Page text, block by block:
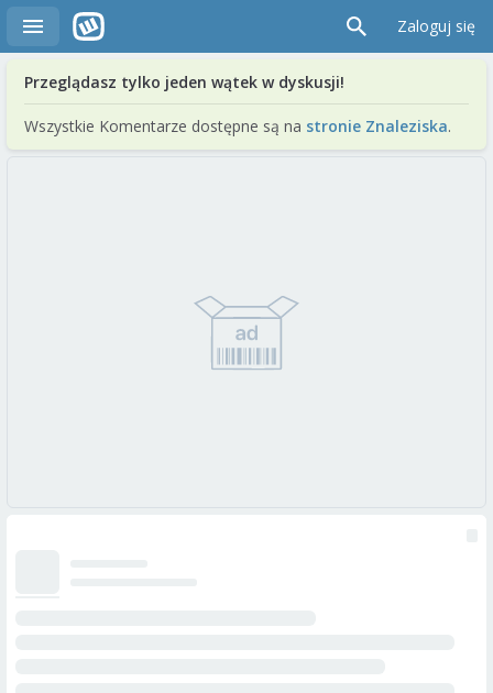
Zaloguj się
Przeglądasz tylko jeden wątek w dyskusji!
Wszystkie Komentarze dostępne są na stronie Znaleziska.